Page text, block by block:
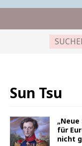
Sun Tsu
für
nicht